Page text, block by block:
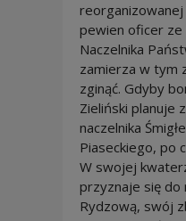
reorganizowanej
pewien oficer ze
Naczelnika
zamierza w tym
zginąć. Gdyby
Zieliński planuje
naczelnika
Piaseckiego, po
W swojej
przyznaje się do
Rydzową, swój